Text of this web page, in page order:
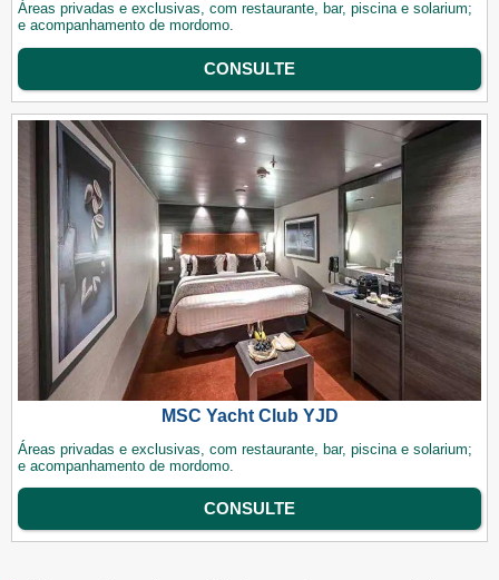
Áreas privadas e exclusivas, com restaurante, bar, piscina e solarium;
e acompanhamento de mordomo.
CONSULTE
MSC Yacht Club YJD
Áreas privadas e exclusivas, com restaurante, bar, piscina e solarium;
e acompanhamento de mordomo.
CONSULTE